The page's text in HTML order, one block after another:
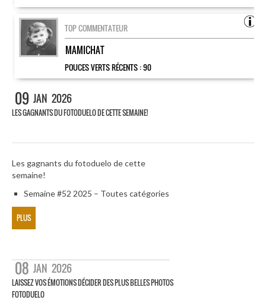
TOP COMMENTATEUR
MAMICHAT
POUCES VERTS RÉCENTS :90
09 JAN 2026
LES GAGNANTS DU FOTODUELO DE CETTE SEMAINE!
Les gagnants du fotoduelo de cette
semaine!
Semaine #52 2025 – Toutes catégories
PLUS
08 JAN 2026
LAISSEZ VOS ÉMOTIONS DÉCIDER DES PLUS BELLES PHOTOS
FOTODUELO